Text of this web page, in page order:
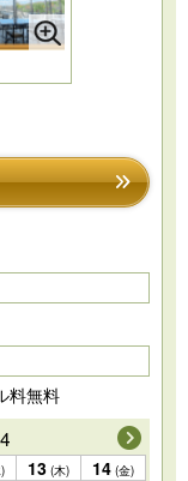
料無料
13 (木) 14 (金)